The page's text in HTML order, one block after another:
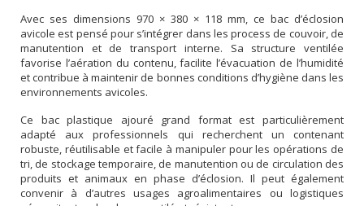
Avec ses dimensions 970 × 380 × 118 mm, ce bac d’éclosion
avicole est pensé pour s’intégrer dans les process de couvoir, de
manutention et de transport interne. Sa structure ventilée
favorise l’aération du contenu, facilite l’évacuation de l’humidité
et contribue à maintenir de bonnes conditions d’hygiène dans les
environnements avicoles.
Ce bac plastique ajouré grand format est particulièrement
adapté aux professionnels qui recherchent un contenant
robuste, réutilisable et facile à manipuler pour les opérations de
tri, de stockage temporaire, de manutention ou de circulation des
produits et animaux en phase d’éclosion. Il peut également
convenir à d’autres usages agroalimentaires ou logistiques